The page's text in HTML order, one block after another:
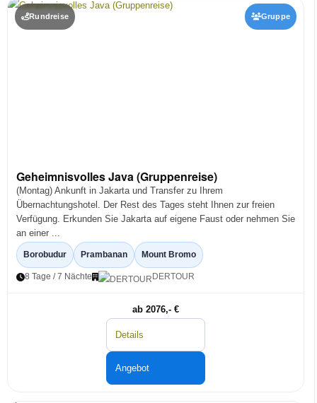
Rundreise Gruppe
Geheimnisvolles Java (Gruppenreise)
(Montag) Ankunft in Jakarta und Transfer zu Ihrem
Übernachtungshotel. Der Rest des Tages steht Ihnen zur freien
Verfügung. Erkunden Sie Jakarta auf eigene Faust oder nehmen Sie
an einer ...
Borobudur Prambanan Mount Bromo
8 Tage / 7 Nächte DERTOUR
ab 2076,- €
Details
Angebot